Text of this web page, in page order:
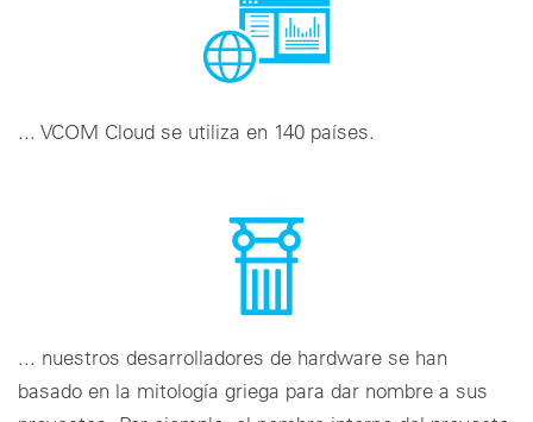
... VCOM Cloud se utiliza en 140 países.
... nuestros desarrolladores de hardware se han
basado en la mitología griega para dar nombre a sus